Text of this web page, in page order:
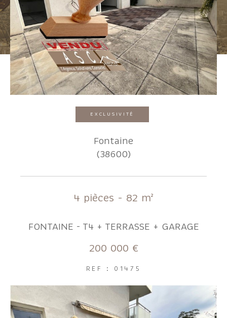
EXCLUSIVITÉ
Fontaine
(38600)
4 pièces - 82 m²
FONTAINE - T4 + TERRASSE + GARAGE
200 000 €
REF : 01475
Pièces
1 2 3 4 5+
Localisation
FILTRER PAR
Exclusivités
RECHERCHER